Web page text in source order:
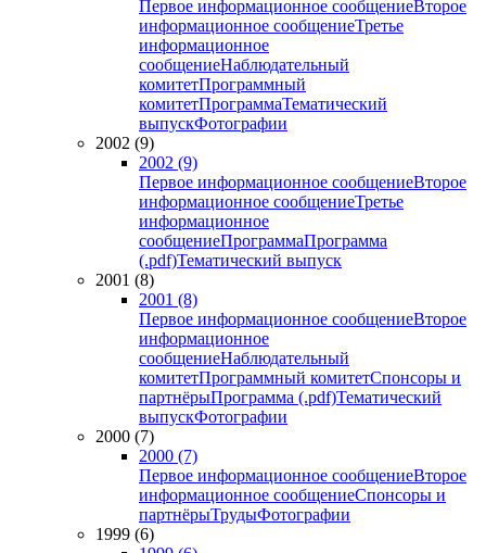
Первое информационное сообщениеВторое
информационное сообщениеТретье
информационное
сообщениеНаблюдательный
комитетПрограммный
комитетПрограммаТематический
выпускФотографии
2002 (9)
2002 (9)
Первое информационное сообщениеВторое
информационное сообщениеТретье
информационное
сообщениеПрограммаПрограмма
(.pdf)Тематический выпуск
2001 (8)
2001 (8)
Первое информационное сообщениеВторое
информационное
сообщениеНаблюдательный
комитетПрограммный комитетСпонсоры и
партнёрыПрограмма (.pdf)Тематический
выпускФотографии
2000 (7)
2000 (7)
Первое информационное сообщениеВторое
информационное сообщениеСпонсоры и
партнёрыТрудыФотографии
1999 (6)